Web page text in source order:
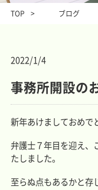
お問
TOP > ブログ
2022/1/4
事務所開設の
新年あけましておめで
弁護士７年目を迎え、
たしました。
至らぬ点もあるかと存